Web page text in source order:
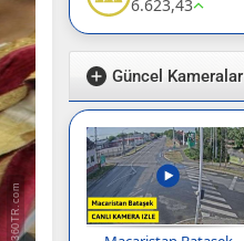
6.623,43
Güncel Kameralar